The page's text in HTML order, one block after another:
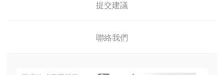
提交建議
聯絡我們